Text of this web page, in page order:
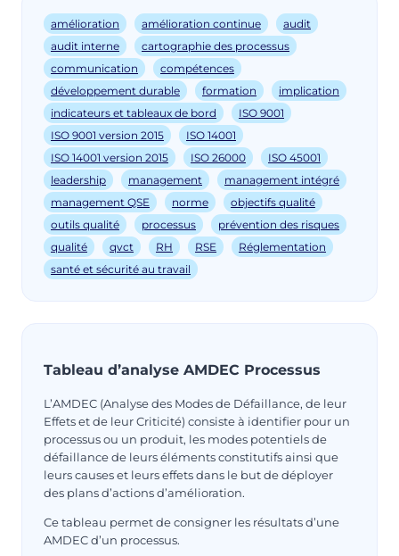
amélioration amélioration continue
audit
audit interne
cartographie des processus
communication
compétences
développement durable
formation
implication
indicateurs et tableaux de bord
ISO 9001
ISO 9001 version 2015
ISO 14001
ISO 14001 version 2015
ISO 26000
ISO 45001
leadership
management
management intégré
management QSE
norme
objectifs qualité
outils qualité
processus
prévention des risques
qualité
qvct RH RSE
Réglementation
santé et sécurité au travail
Tableau d’analyse AMDEC Processus
L’AMDEC (Analyse des Modes de Défaillance, de leur
Effets et de leur Criticité) consiste à identifier pour un
processus ou un produit, les modes potentiels de
défaillance de leurs éléments constitutifs ainsi que
leurs causes et leurs effets dans le but de déployer
des plans d’actions d’amélioration.
Ce tableau permet de consigner les résultats d’une
AMDEC d’un processus.